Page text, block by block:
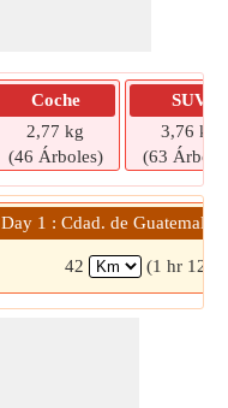
Coche
2,77 kg
(46 Árboles)
SUV
3,76 kg
(63
Day 1 : Cdad. de Guatemala
42 (1 hr 12